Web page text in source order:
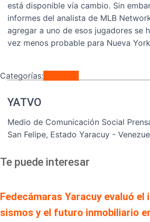
está disponible vía cambio. Sin
informes del analista de MLB
agregar a uno de esos jugadores se
vez menos probable para Nueva
Categorías:
YATVO
Medio de Comunicación Social
San Felipe, Estado Yaracuy -
Te puede interesar
Fedecámaras Yaracuy evaluó
sismos y el futuro inmobiliario